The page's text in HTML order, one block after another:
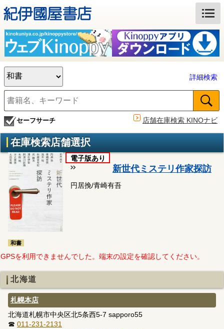
詳細検索
セーフサーチ 店舗在庫検索 KINOナビ
在庫検索店舗選択
和書
電子版あり
新世代ミステリ作家探訪
円居挽/青崎有吾
GPSを利用できませんでした。端末の設定を確認してください。
北海道
札幌本店
北海道札幌市中央区北5条西5-7 sapporo55
☎ 011-231-2131